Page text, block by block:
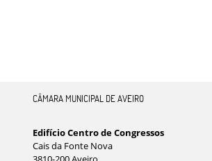
CÂMARA MUNICIPAL DE AVEIRO
Edifício Centro de Congressos
Cais da Fonte Nova